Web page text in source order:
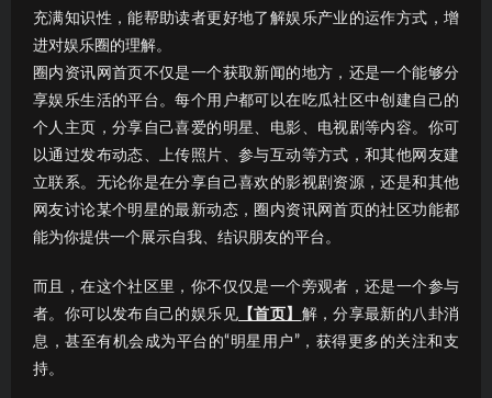
充满知识性，能帮助读者更好地了解娱乐产业的运作方式，增
进对娱乐圈的理解。
圈内资讯网首页不仅是一个获取新闻的地方，还是一个能够分
享娱乐生活的平台。每个用户都可以在吃瓜社区中创建自己的
个人主页，分享自己喜爱的明星、电影、电视剧等内容。你可
以通过发布动态、上传照片、参与互动等方式，和其他网友建
立联系。无论你是在分享自己喜欢的影视剧资源，还是和其他
网友讨论某个明星的最新动态，圈内资讯网首页的社区功能都
能为你提供一个展示自我、结识朋友的平台。
而且，在这个社区里，你不仅仅是一个旁观者，还是一个参与
者。你可以发布自己的娱乐见 【首页】 解，分享最新的八卦消
息，甚至有机会成为平台的“明星用户”，获得更多的关注和支
持。